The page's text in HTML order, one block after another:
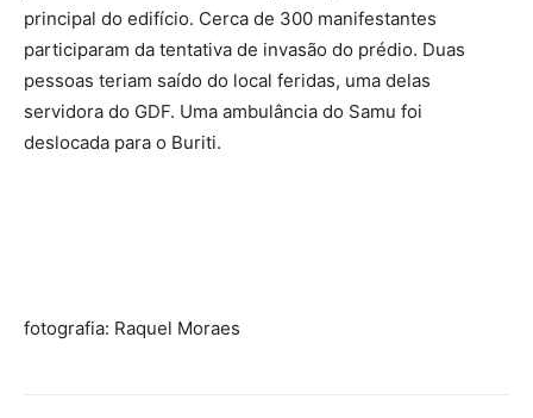
principal do edifício. Cerca de 300 manifestantes
participaram da tentativa de invasão do prédio. Duas
pessoas teriam saído do local feridas, uma delas
servidora do GDF. Uma ambulância do Samu foi
deslocada para o Buriti.
fotografia: Raquel Moraes